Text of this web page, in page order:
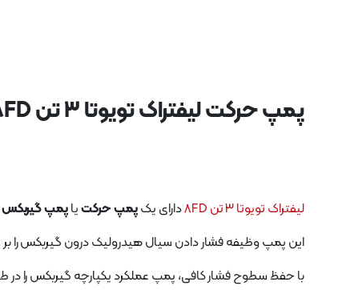
پمپ حرکت لیفتراک تویوتا ۳ تن 8FD
لیفتراک تویوتا ۳ تن 8FD دارای یکپمپ حرکتیاپمپ گیربکس
این پمپ وظیفه فشار دادن سیال هیدرولیک درون گیربکس را بر
با حفظ سطوح فشار کافی، پمپ عملکرد یکپارچه گیربکس را